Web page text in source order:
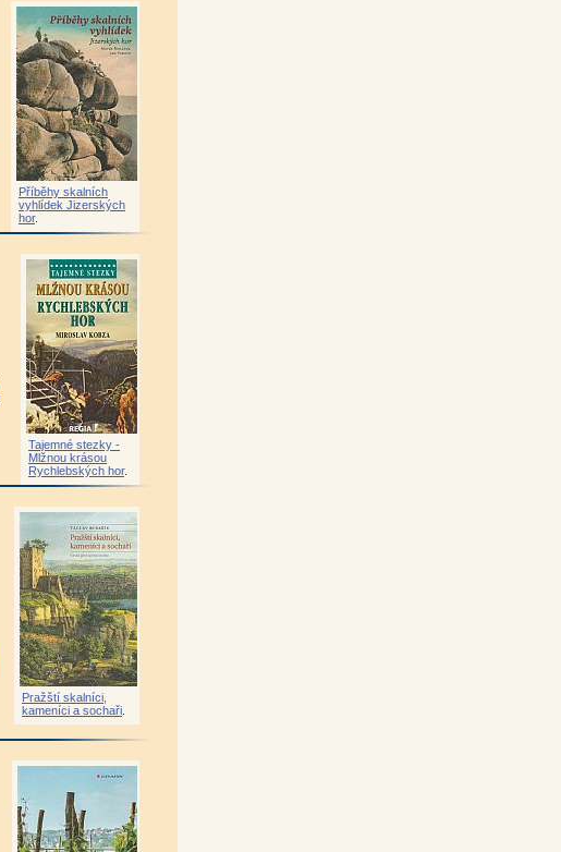
Příběhy skalních
vyhlídek Jizerských
hor.
Tajemné stezky -
Mlžnou krásou
Rychlebských hor.
Pražští skalníci,
kameníci a sochaři